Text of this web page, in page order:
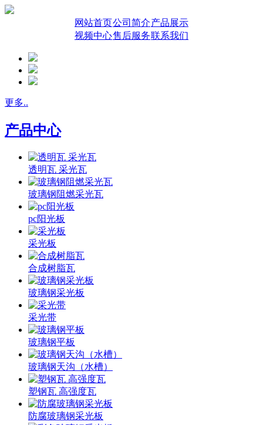
网站首页公司简介产品展示
视频中心售后服务联系我们
更多..
产品中心
透明瓦 采光瓦
玻璃钢阻燃采光瓦
pc阳光板
采光板
合成树脂瓦
玻璃钢采光板
采光带
玻璃钢平板
玻璃钢天沟（水槽）
塑钢瓦 高强度瓦
防腐玻璃钢采光板